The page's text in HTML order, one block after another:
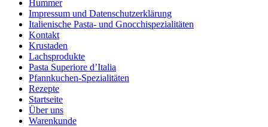
Hummer
Impressum und Datenschutzerklärung
Italienische Pasta- und Gnocchispezialitäten
Kontakt
Krustaden
Lachsprodukte
Pasta Superiore d’Italia
Pfannkuchen-Spezialitäten
Rezepte
Startseite
Über uns
Warenkunde